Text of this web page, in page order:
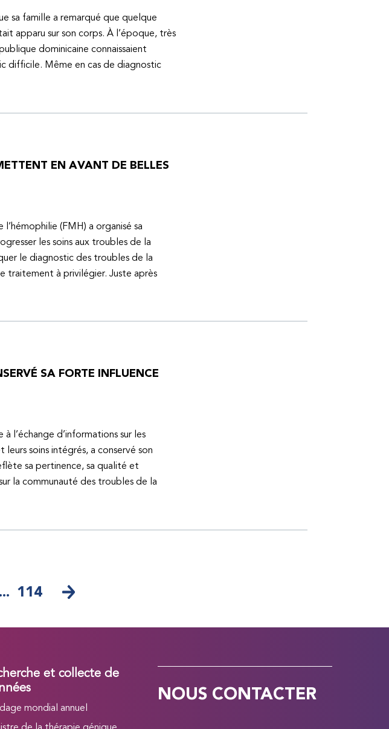
sa famille a remarqué que quelque
apparu sur son corps. À l’époque, très
dominicaine connaissaient
difficile. Même en cas de diagnostic
EN AVANT DE BELLES
(FMH) a organisé sa
les soins aux troubles de la
le diagnostic des troubles de la
traitement à privilégier. Juste après
SA FORTE INFLUENCE
l’échange d’informations sur les
soins intégrés, a conservé son
sa pertinence, sa qualité et
la communauté des troubles de la
... 114
et collecte de
mondial annuel
NOUS CONTACTER